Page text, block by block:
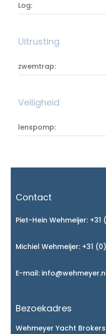
Log:
Uitrusting
zwemtrap:
Veiligheid
lenspomp:
Contact
Piet-Hein Wehmeijer: +31
Michiel Wehmeijer: +31
E-mail:
Bezoekadres
Wehmeyer Yacht Brokers